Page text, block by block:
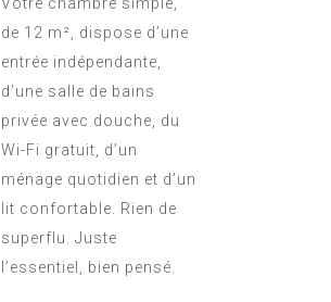
Votre chambre simple,
de 12 m², dispose d’une
entrée indépendante,
d’une salle de bains
privée avec douche, du
Wi-Fi gratuit, d’un
ménage quotidien et d’un
lit confortable. Rien de
superflu. Juste
l’essentiel, bien pensé.